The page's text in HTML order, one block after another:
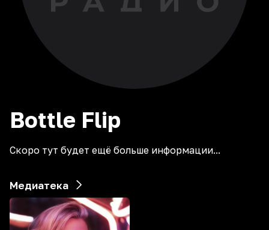
Bottle Flip
Скоро тут будет ещё больше информации...
Медиатека